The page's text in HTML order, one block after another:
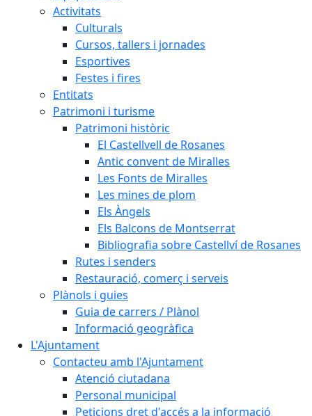
Activitats
Culturals
Cursos, tallers i jornades
Esportives
Festes i fires
Entitats
Patrimoni i turisme
Patrimoni històric
El Castellvell de Rosanes
Antic convent de Miralles
Les Fonts de Miralles
Les mines de plom
Els Àngels
Els Balcons de Montserrat
Bibliografia sobre Castellví de Rosanes
Rutes i senders
Restauració, comerç i serveis
Plànols i guies
Guia de carrers / Plànol
Informació geogràfica
L'Ajuntament
Contacteu amb l'Ajuntament
Atenció ciutadana
Personal municipal
Peticions dret d'accés a la informació